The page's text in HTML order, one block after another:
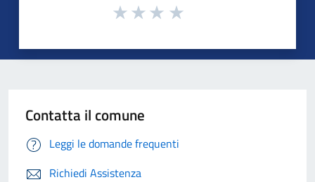
Contatta il comune
Leggi le domande frequenti
Richiedi Assistenza